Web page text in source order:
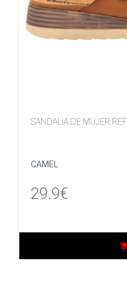
SANDALIA DE MUJER
CAMEL
29.9€